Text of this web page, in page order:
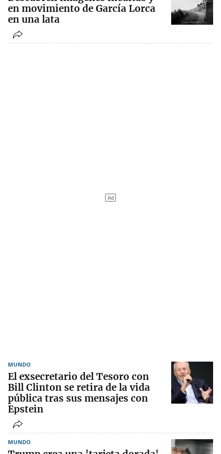
en movimiento de García Lorca
en una lata
MUNDO
El exsecretario del Tesoro con
Bill Clinton se retira de la vida
pública tras sus mensajes con
Epstein
MUNDO